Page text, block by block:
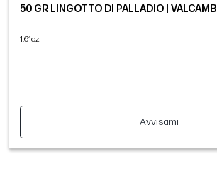
50 GR LINGOTTO DI PALLADIO | VALCAMBI
1.61oz
Avvisami